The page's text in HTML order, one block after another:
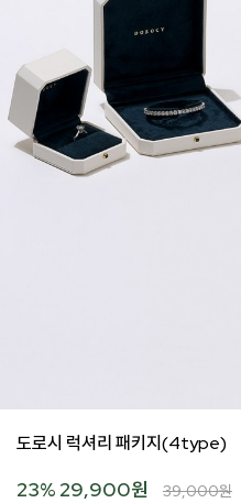
도로시 럭셔리 패키지(4type)
23% 29,900원 39,000원